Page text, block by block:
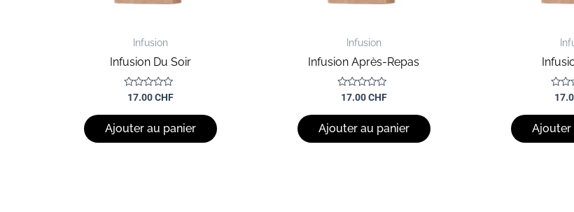
Infusion
Infusion Du Soir
Note
sur
17.00CHF
Ajouter au panier
Infusion
Infusion Après-Repas
Note
sur
17.00CHF
Ajouter au panier
Note
sur
Ajouter